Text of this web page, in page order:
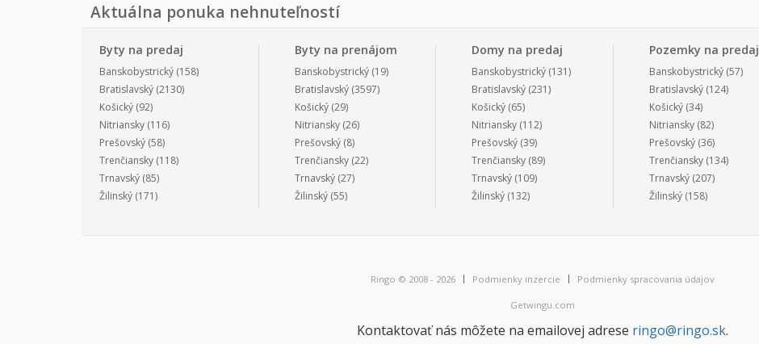
Aktuálna ponuka nehnuteľností
Byty na predaj
Banskobystrický (158)
Bratislavský (2130)
Košický (92)
Nitriansky (116)
Prešovský (58)
Trenčiansky (118)
Trnavský (85)
Žilinský (171)
Byty na prenájom
Banskobystrický(19)
Bratislavský(3597)
Košický(29)
Nitriansky(26)
Prešovský(8)
Trenčiansky(22)
Trnavský(27)
Žilinský(55)
Domy na predaj
Banskobystrický (131)
Bratislavský (231)
Košický (65)
Nitriansky (112)
Prešovský (39)
Trenčiansky (89)
Trnavský (109)
Žilinský (132)
Pozemky na predaj
Banskobystrický(57)
Bratislavský(124)
Košický(34)
Nitriansky(82)
Prešovský(36)
Trenčiansky(134)
Trnavský(207)
Žilinský(158)
Ringo © 2008 - 2026 Podmienky inzercie Podmienky spracovania údajov
Getwingu.com
Kontaktovať nás môžete na emailovej adrese ringo@ringo.sk.